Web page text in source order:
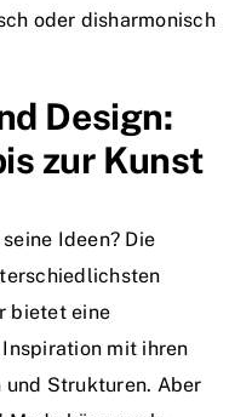
oder disharmonisch
Design:
zur Kunst
Ideen? Die
bietet eine
mit ihren
Strukturen. Aber